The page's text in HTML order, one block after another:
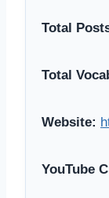
Total
Total
Website:
YouTube